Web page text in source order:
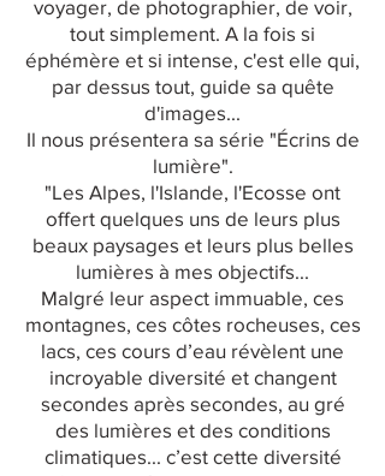
voyager, de photographier, de voir,
tout simplement. A la fois si
éphémère et si intense, c'est elle qui,
par dessus tout, guide sa quête
d'images...
Il nous présentera sa série "Écrins de
lumière".
"Les Alpes, l'Islande, l'Ecosse ont
offert quelques uns de leurs plus
beaux paysages et leurs plus belles
lumières à mes objectifs...
Malgré leur aspect immuable, ces
montagnes, ces côtes rocheuses, ces
lacs, ces cours d’eau révèlent une
incroyable diversité et changent
secondes après secondes, au gré
des lumières et des conditions
climatiques... c’est cette diversité